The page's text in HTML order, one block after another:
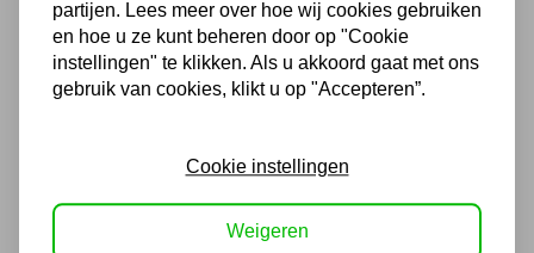
Straalkop 4mm
boriumcarbide voor
CAHD990
58,69
partijen. Lees meer over hoe wij cookies gebruiken
en hoe u ze kunt beheren door op "Cookie
instellingen" te klikken. Als u akkoord gaat met ons
gebruik van cookies, klikt u op "Accepteren”.
Cookie instellingen
Weigeren